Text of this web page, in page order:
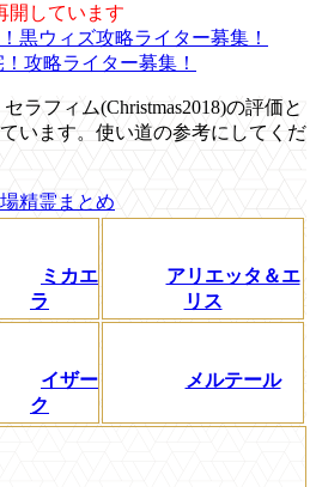
開しています
黒ウィズ攻略ライター募集！
攻略ライター募集！
ラフィム(Christmas2018)の評価と
います。使い道の参考にしてくだ
精霊まとめ
ミカエ
ラ
アリエッタ＆エ
リス
イザー
ク
メルテール